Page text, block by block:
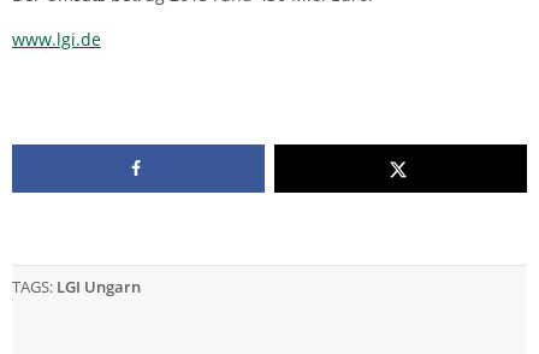
www.lgi.de
TAGS: LGI Ungarn